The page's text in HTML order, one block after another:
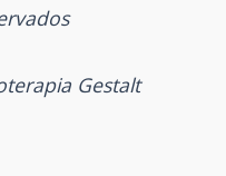
Gestalt